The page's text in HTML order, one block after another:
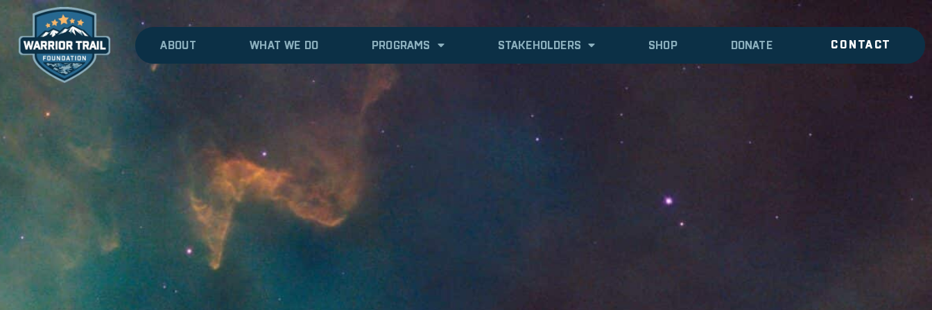
ABOUT WHAT WE DO PROGRAMS STAKEHOLDERS SHOP DONATE CONTACT